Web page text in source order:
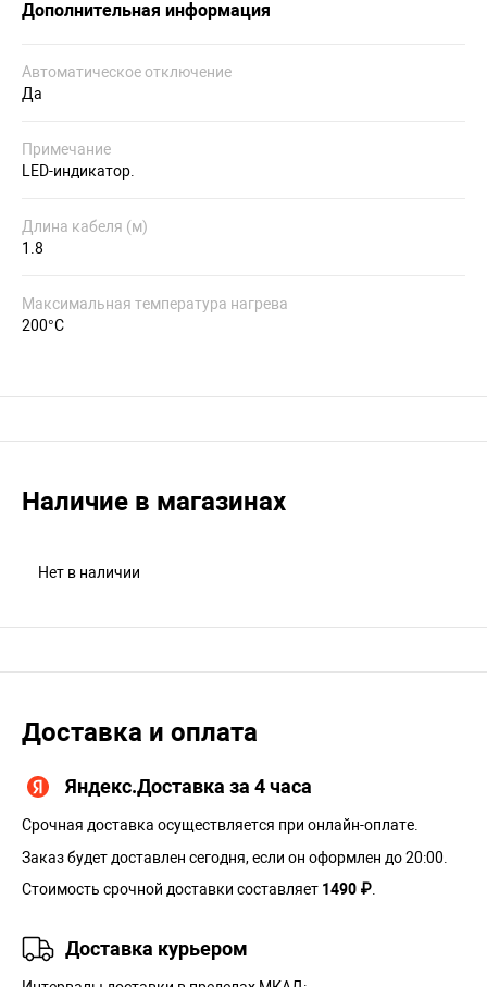
Дополнительная информация
Автоматическое отключение
Да
Примечание
LED-индикатор.
Длина кабеля (м)
1.8
Максимальная температура нагрева
200°С
Наличие в магазинах
Нет в наличии
Доставка и оплата
Яндекс.Доставка за 4 часа
Срочная доставка осуществляется при онлайн-оплате.
Заказ будет доставлен сегодня, если он оформлен до 20:00.
Стоимость срочной доставки составляет 1490 ₽
Доставка курьером